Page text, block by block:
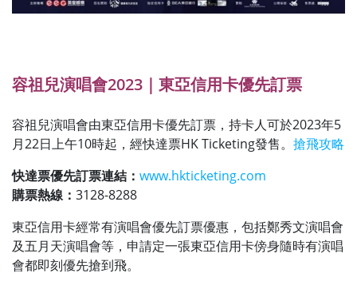
容祖兒演唱會2023｜東亞信用卡優先訂票
容祖兒演唱會由東亞信用卡優先訂票，持卡人可於2023年5
月22日上午10時起，經快達票HK Ticketing發售。 搶飛攻略
快達票優先訂票連結： www.hkticketing.com
購票熱線： 3128-8288
東亞信用卡經常有演唱會優先訂票優惠，包括鄭秀文演唱會
及五月天演唱會等，申請定一張東亞信用卡傍身隨時有演唱
會都即刻優先搶到飛。